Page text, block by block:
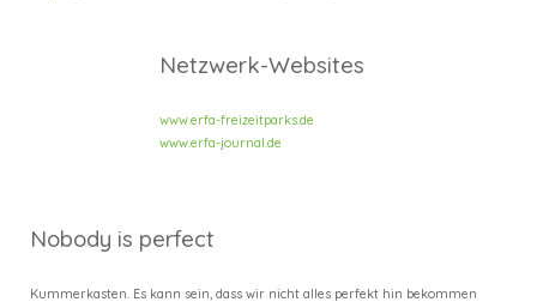
Netzwerk-Websites
www.erfa-freizeitparks.de
www.erfa-journal.de
Nobody is perfect
Kummerkasten. Es kann sein, dass wir nicht alles perfekt hin bekommen